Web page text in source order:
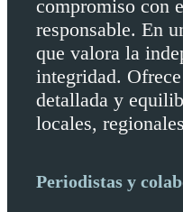
compromiso con
responsable. En
que valora la
integridad.
detallada y
locales,
Periodistas y